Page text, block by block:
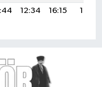
12:34 16:15 19:13